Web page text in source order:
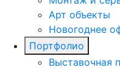
Арт объекты
Новогоднее
Портфолио
Выставочная